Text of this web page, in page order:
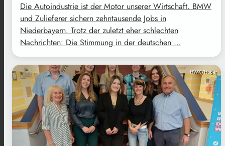
Die Autoindustrie ist der Motor unserer Wirtschaft. BMW
und Zulieferer sichern zehntausende Jobs in
Niederbayern. Trotz der zuletzt eher schlechten
Nachrichten: Die Stimmung in der deutschen …
HWK/Huber